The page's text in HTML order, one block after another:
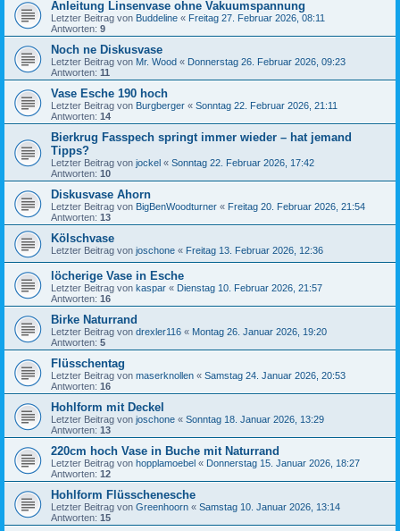
Anleitung Linsenvase ohne Vakuumspannung
Letzter Beitrag von Buddeline « Freitag 27. Februar 2026, 08:11
Antworten: 9
Noch ne Diskusvase
Letzter Beitrag von Mr. Wood « Donnerstag 26. Februar 2026, 09:23
Antworten: 11
Vase Esche 190 hoch
Letzter Beitrag von Burgberger « Sonntag 22. Februar 2026, 21:11
Antworten: 14
Bierkrug Fasspech springt immer wieder – hat jemand
Tipps?
Letzter Beitrag von jockel « Sonntag 22. Februar 2026, 17:42
Antworten: 10
Diskusvase Ahorn
Letzter Beitrag von BigBenWoodturner « Freitag 20. Februar 2026, 21:54
Antworten: 13
Kölschvase
Letzter Beitrag von joschone « Freitag 13. Februar 2026, 12:36
löcherige Vase in Esche
Letzter Beitrag von kaspar « Dienstag 10. Februar 2026, 21:57
Antworten: 16
Birke Naturrand
Letzter Beitrag von drexler116 « Montag 26. Januar 2026, 19:20
Antworten: 5
Flüsschentag
Letzter Beitrag von maserknollen « Samstag 24. Januar 2026, 20:53
Antworten: 16
Hohlform mit Deckel
Letzter Beitrag von joschone « Sonntag 18. Januar 2026, 13:29
Antworten: 13
220cm hoch Vase in Buche mit Naturrand
Letzter Beitrag von hopplamoebel « Donnerstag 15. Januar 2026, 18:27
Antworten: 12
Hohlform Flüsschenesche
Letzter Beitrag von Greenhoorn « Samstag 10. Januar 2026, 13:14
Antworten: 15